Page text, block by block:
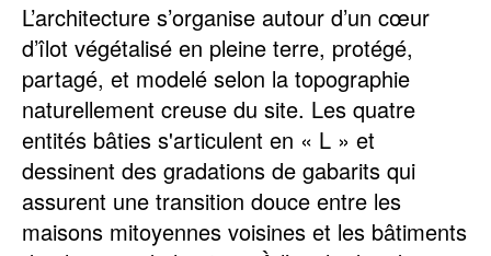
L’architecture s’organise autour d’un cœur
d’îlot végétalisé en pleine terre, protégé,
partagé, et modelé selon la topographie
naturellement creuse du site. Les quatre
entités bâties s'articulent en « L » et
dessinent des gradations de gabarits qui
assurent une transition douce entre les
maisons mitoyennes voisines et les bâtiments